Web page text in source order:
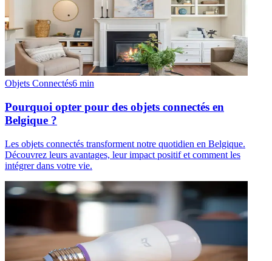
Objets Connectés6 min
Pourquoi opter pour des objets connectés en
Belgique ?
Les objets connectés transforment notre quotidien en Belgique.
Découvrez leurs avantages, leur impact positif et comment les
intégrer dans votre vie.